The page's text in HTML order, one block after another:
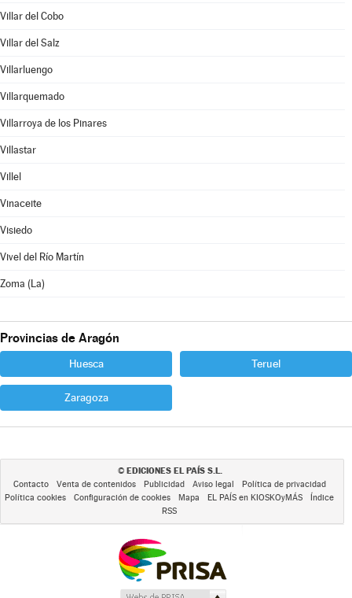
Villar del Cobo
Villar del Salz
Villarluengo
Villarquemado
Villarroya de los Pinares
Villastar
Villel
Vinaceite
Visiedo
Vivel del Río Martín
Zoma (La)
Provincias de Aragón
Huesca Teruel
Zaragoza
© EDICIONES EL PAÍS S.L.
Contacto Venta de contenidos Publicidad Aviso legal
Política de privacidad
Política cookies
Configuración de cookies Mapa EL PAÍS en KIOSKOyMÁS
Índice
RSS